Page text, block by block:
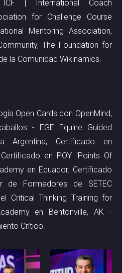
ICF | International Coach
for Challenge Course
Mentoring Association,
The Foundation for
la Comunidad Wikinamics.
Open Cards con OpenMind,
- EGE Equine Guided
Argentina, Certificado en
en POY "Points Of
en Ecuador; Certificado
de Formadores de SETEC
Critical Thinking Training for
en Bentonville, AK -
Crítico.